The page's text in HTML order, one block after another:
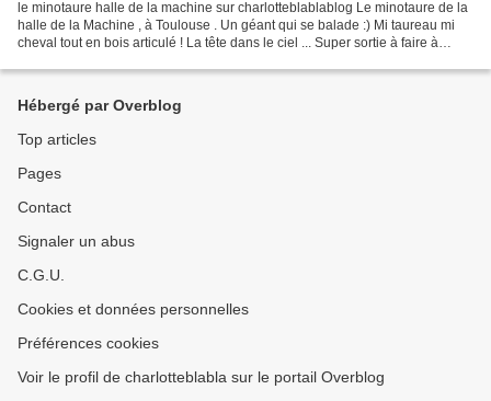
le minotaure halle de la machine sur charlotteblablablog Le minotaure de la
halle de la Machine , à Toulouse . Un géant qui se balade :) Mi taureau mi
cheval tout en bois articulé ! La tête dans le ciel ... Super sortie à faire à
Hébergé par Overblog
Top articles
Pages
Contact
Signaler un abus
C.G.U.
Cookies et données personnelles
Préférences cookies
Voir le profil de charlotteblabla sur le portail Overblog